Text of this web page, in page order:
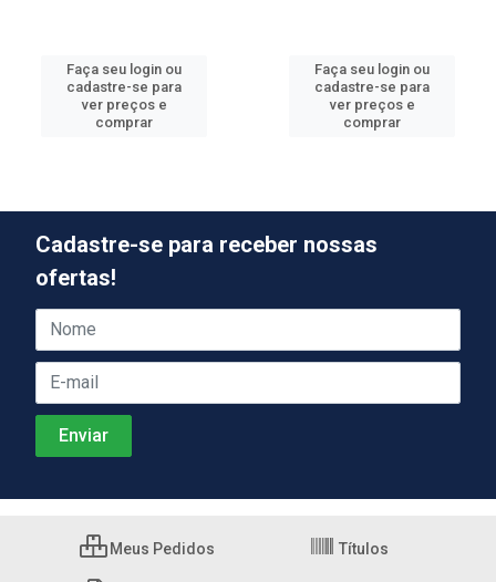
Faça seu login ou
cadastre-se para
ver preços e
comprar
Faça seu login ou
cadastre-se para
ver preços e
comprar
Cadastre-se para receber nossas
ofertas!
Meus Pedidos Títulos